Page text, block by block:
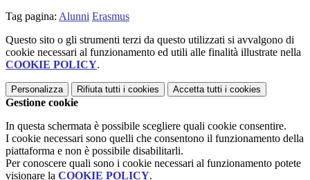
Tag pagina: Alunni Erasmus
Questo sito o gli strumenti terzi da questo utilizzati si avvalgono di
cookie necessari al funzionamento ed utili alle finalità illustrate nella
COOKIE POLICY.
Personalizza Rifiuta tutti i cookies Accetta tutti i cookies
Gestione cookie
In questa schermata è possibile scegliere quali cookie consentire.
I cookie necessari sono quelli che consentono il funzionamento della
piattaforma e non è possibile disabilitarli.
Per conoscere quali sono i cookie necessari al funzionamento potete
visionare la COOKIE POLICY.